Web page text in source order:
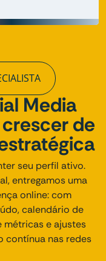
Media
de
seu perfil ativo.
entregamos uma
online: com
calendário de
métricas e ajustes
contínua nas redes